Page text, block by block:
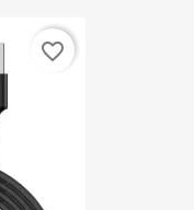
favorite_border